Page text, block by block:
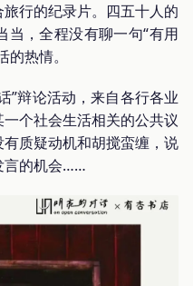
行的纪录片。四五十人的
当，全程没有聊一句“有用
热情。
”辩论活动，来自各行各业
个社会生活相关的公共议
质疑动机和胡搅蛮缠，说
言的机会……